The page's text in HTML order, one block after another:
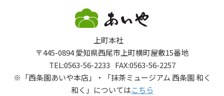
上町本社
〒445-0894 愛知県西尾市上町横町屋敷15番地
TEL:0563-56-2233 FAX:0563-56-2257
※ 「西条園あいや本店」・「抹茶ミュージアム 西条園 和く
和く」についてはこちら